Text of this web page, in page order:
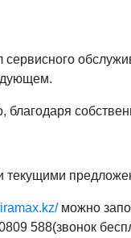
благодаря
текущими
можно
588(звонок